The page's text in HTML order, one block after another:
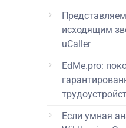
исходящим
uCaller
EdMe.pro:
Если умная